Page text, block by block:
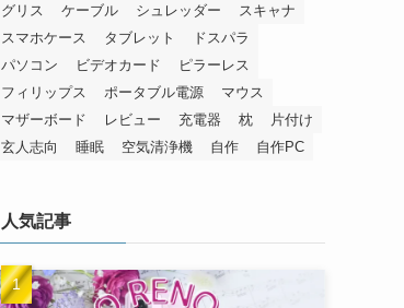
グリス
ケーブル シュレッダー
スキャナ
スマホケース
タブレット
ドスパラ
パソコン
ビデオカード
ピラーレス
フィリップス
ポータブル電源
マウス
マザーボード
レビュー 充電器 枕
片付け
玄人志向
睡眠 空気清浄機 自作 自作PC
人気記事